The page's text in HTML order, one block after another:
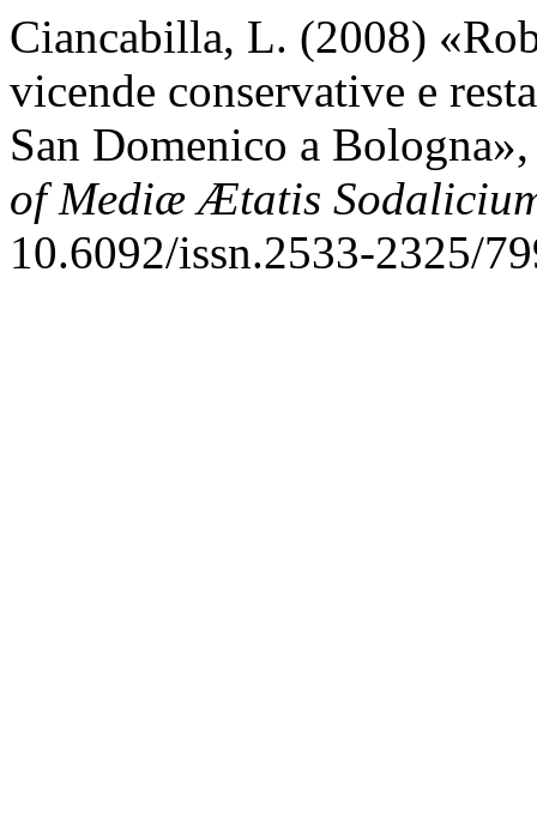
Ciancabilla, L. (2008)
vicende conservative e
San Domenico a
of Mediæ Ætatis
10.6092/issn.2533-2325/